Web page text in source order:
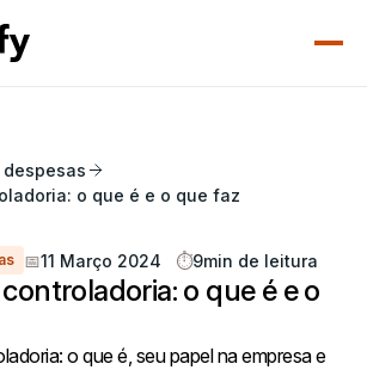
o que é e o que faz
📅11 Março 2024 ⏱️9min de leitura
o que é e o
o que é, seu papel na empresa e